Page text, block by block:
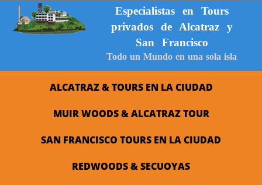
Especialistas en Tours
privados de Alcatraz y
San Francisco
Todo un Mundo en una sola isla
ALCATRAZ & TOURS EN LA CIUDAD
MUIR WOODS & ALCATRAZ TOUR
SAN FRANCISCO TOURS EN LA CIUDAD
REDWOODS & SECUOYAS